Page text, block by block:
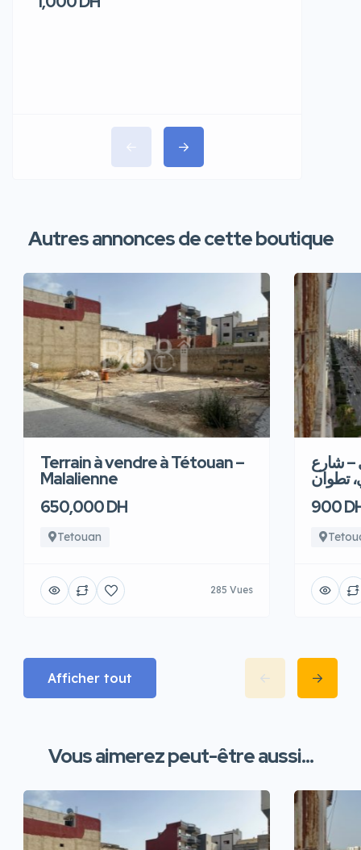
Autres annonces de cette boutique
Terrain à vendre à Tétouan –
Malalienne
650,000 DH
Tetouan
285 Vues
– شارع
تطوان
900
Afficher tout
Vous aimerez peut-être aussi...